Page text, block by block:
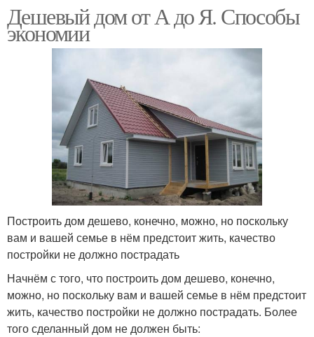
Дом из дерева Деревянный дом
Перекрытия в доме
Дешевый дом от А до Я. Способы
экономии
Построить дом дешево, конечно, можно, но поскольку
вам и вашей семье в нём предстоит жить, качество
постройки не должно пострадать
Начнём с того, что построить дом дешево, конечно,
можно, но поскольку вам и вашей семье в нём предстоит
жить, качество постройки не должно пострадать. Более
того сделанный дом не должен быть: